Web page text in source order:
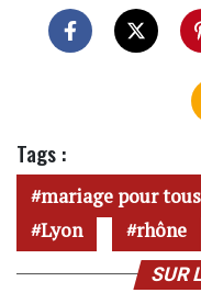
Tags :
mariage pour tous
Lyon
rhône
SUR